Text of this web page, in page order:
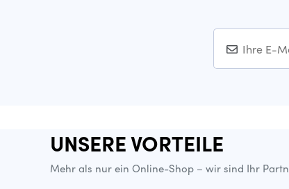
UNSERE VORTEILE
Mehr als nur ein Online-Shop – wir sind Ihr